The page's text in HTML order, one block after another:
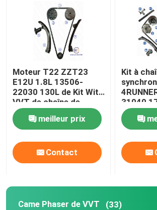
Moteur T22 ZZT23
E12U 1.8L 13506-
22030 130L de Kit With
VVT de chaîne de
synchronisation de
Toyota Celica Corolla
meilleur prix
Contact
Kit à
31040
31020
VVT des
de
Came Phaser de VVT (33)